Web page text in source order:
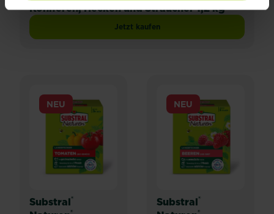
Koniferen, Hecken und Sträucher 1,2 kg
Jetzt kaufenSubstral® Naturen® Langzeitdünger
Substral®
NEU
Substral®
NEU